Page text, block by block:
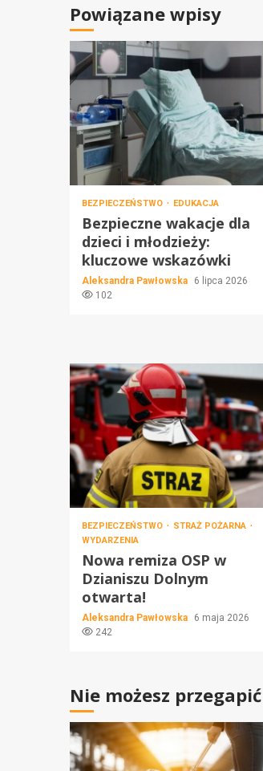
Powiązane wpisy
BEZPIECZEŃSTWO EDUKACJA
Bezpieczne wakacje dla
dzieci i młodzieży:
kluczowe wskazówki
Aleksandra Pawłowska
6 lipca 2026
102
BEZPIECZEŃSTWO
STRAŻ POŻARNA
WYDARZENIA
Nowa remiza OSP w
Dzianiszu Dolnym
otwarta!
Aleksandra Pawłowska
6 maja 2026
242
Nie możesz przegapić